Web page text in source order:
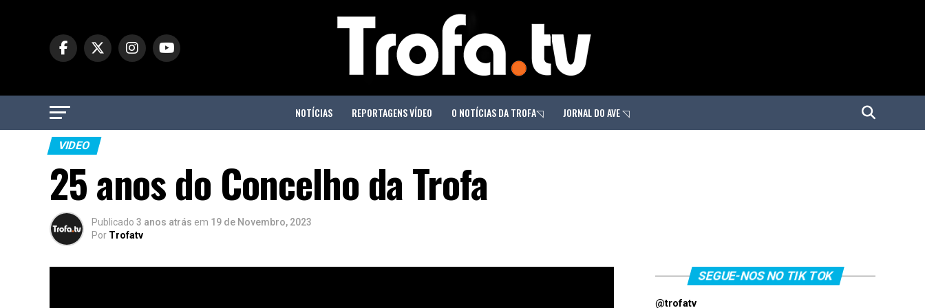
NOTÍCIAS REPORTAGENS VÍDEO O NOTÍCIAS DA TROFA◹ JORNAL DO AVE ◹
VIDEO
25 anos do Concelho da Trofa
Publicado 3 anos atrás em 19 de Novembro, 2023
Por Trofatv
SEGUE-NOS NO TIK TOK
@trofatv